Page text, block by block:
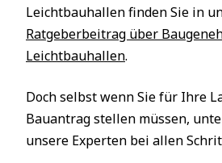
Leichtbauhallen finden Sie in
Ratgeberbeitrag über
Leichtbauhallen.
Doch selbst wenn Sie für Ihre
Bauantrag stellen müssen,
unsere Experten bei allen